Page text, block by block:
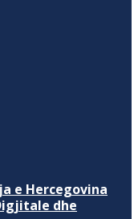
e Hercegovina
dhe